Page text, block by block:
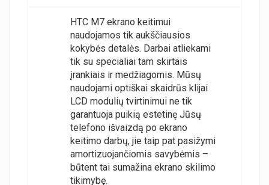
HTC M7 ekrano keitimui
naudojamos tik aukščiausios
kokybės detalės. Darbai atliekami
tik su specialiai tam skirtais
įrankiais ir medžiagomis. Mūsų
naudojami optiškai skaidrūs klijai
LCD modulių tvirtinimui ne tik
garantuoja puikią estetinę Jūsų
telefono išvaizdą po ekrano
keitimo darbų, jie taip pat pasižymi
amortizuojančiomis savybėmis –
būtent tai sumažina ekrano skilimo
tikimybę.